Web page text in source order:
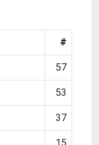
#
57
53
37